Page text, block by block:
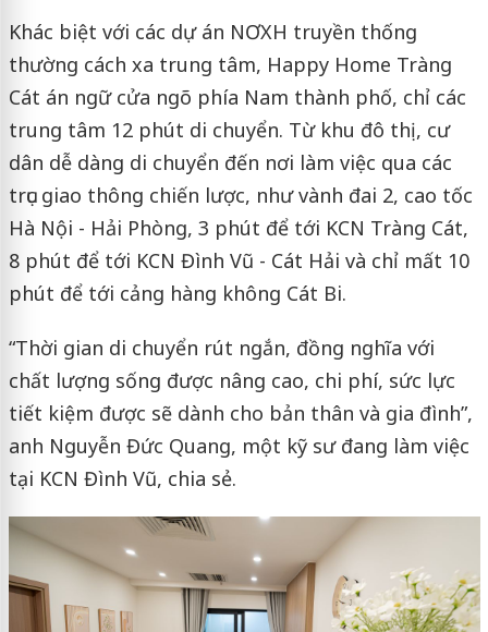
Khác biệt với các dự án NƠXH truyền thống
thường cách xa trung tâm, Happy Home Tràng
Cát án ngữ cửa ngõ phía Nam thành phố, chỉ các
trung tâm 12 phút di chuyển. Từ khu đô thị, cư
dân dễ dàng di chuyển đến nơi làm việc qua các
trục giao thông chiến lược, như vành đai 2, cao tốc
Hà Nội - Hải Phòng, 3 phút để tới KCN Tràng Cát,
8 phút để tới KCN Đình Vũ - Cát Hải và chỉ mất 10
phút để tới cảng hàng không Cát Bi.
“Thời gian di chuyển rút ngắn, đồng nghĩa với
chất lượng sống được nâng cao, chi phí, sức lực
tiết kiệm được sẽ dành cho bản thân và gia đình”,
anh Nguyễn Đức Quang, một kỹ sư đang làm việc
tại KCN Đình Vũ, chia sẻ.